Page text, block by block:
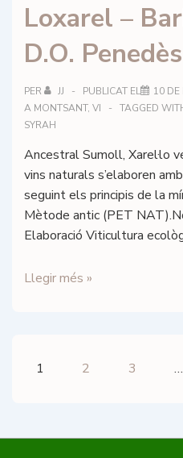
blanc
–
D.O.
Loxarel –
D.O. Penedès
PER JJ PUBLICAT EL 10 DE
A MONTSANT, VI TAGGED
SYRAH
Ancestral Sumoll, Xarel·lo
vins naturals s’elaboren
seguint els principis de la
Mètode antic (PET
Elaboració Viticultura
Loxarel
D.O.
Llegir més »
Paginació
1 2 3 …